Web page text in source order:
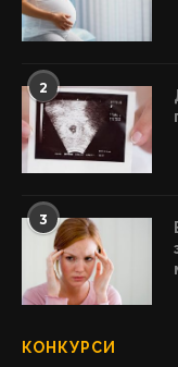
2
3
КОНКУРСИ